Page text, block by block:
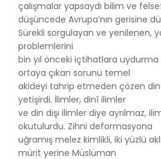
çalışmalar yapsaydı bilim ve
düşüncede Avrupa’nın gerisine
Sürekli sorgulayan ve yenilenen,
problemlerini
bin yıl önceki içtihatlara uydurma
ortaya çıkan sorunu temel
akideyi tahrip etmeden çözen
yetişirdi. İlimler, dinî ilimler
ve din dışı ilimler diye ayrılmaz,
okutulurdu. Zihni deformasyona
uğramış melez kimlikli, iki yüzlü
mürit yerine Müslüman